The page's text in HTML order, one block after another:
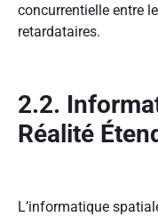
concurrentielle entre
retardataires.
2.2.
Réalité
L’informatique